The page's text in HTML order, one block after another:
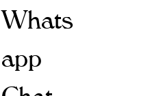
Whats
app